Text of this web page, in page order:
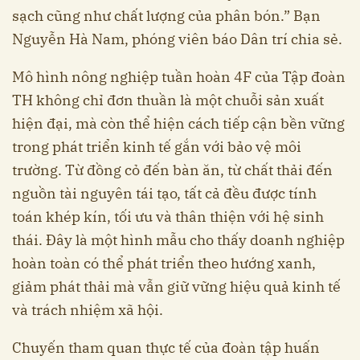
sạch cũng như chất lượng của phân bón.” Bạn
Nguyễn Hà Nam, phóng viên báo Dân trí chia sẻ.
Mô hình nông nghiệp tuần hoàn 4F của Tập đoàn
TH không chỉ đơn thuần là một chuỗi sản xuất
hiện đại, mà còn thể hiện cách tiếp cận bền vững
trong phát triển kinh tế gắn với bảo vệ môi
trường. Từ đồng cỏ đến bàn ăn, từ chất thải đến
nguồn tài nguyên tái tạo, tất cả đều được tính
toán khép kín, tối ưu và thân thiện với hệ sinh
thái. Đây là một hình mẫu cho thấy doanh nghiệp
hoàn toàn có thể phát triển theo hướng xanh,
giảm phát thải mà vẫn giữ vững hiệu quả kinh tế
và trách nhiệm xã hội.
Chuyến tham quan thực tế của đoàn tập huấn